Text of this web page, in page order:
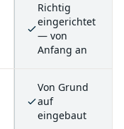
Richtig
eingerichtet
— von
Anfang an
Von Grund
auf
eingebaut